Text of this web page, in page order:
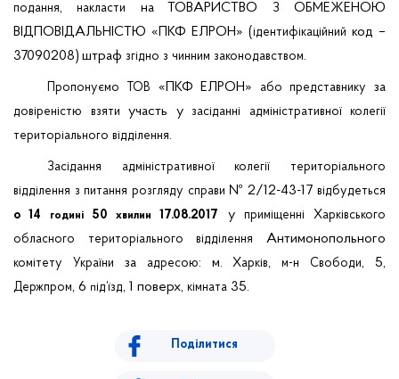
подання,накласти на ТОВАРИСТВО З ОБМЕЖЕНОЮ
ВІДПОВІДАЛЬНІСТЮ «ПКФ ЕЛРОН» (ідентифікаційний код –
37090208) штраф згідно з чинним законодавством.
Пропонуємо ТОВ «ПКФ ЕЛРОН» або представнику за
довіреністю взяти участь у засіданні адміністративної
колегії
територіального відділення.
Засідання адміністративної колегії
територіального
відділення з питання розгляду справи № 2/12-43-17 відбудеться
о 14
годині50 хвилин 17.08.2017 у приміщенні
Харківського
обласного
територіального відділення Антимонопольного
комітету України за адресою: м.Харків,м-н Свободи, 5,
Держпром, 6 під’їзд, 1 поверх, кімната 35.
Поділитися